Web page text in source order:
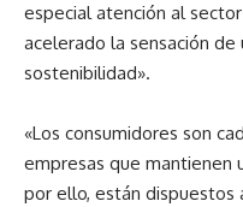
especial atención al
acelerado la sensación
sostenibilidad».
«Los consumidores son
empresas que mantienen
por ello, están dispuestos